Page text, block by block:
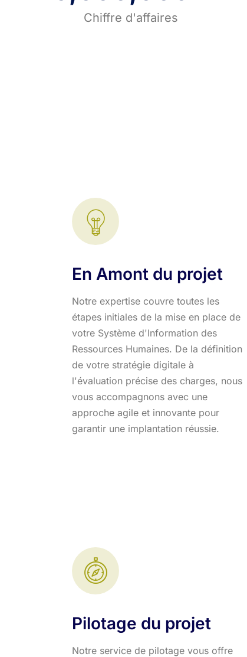
Chiffre d'affaires
En Amont du projet
Notre expertise couvre toutes les
étapes initiales de la mise en place de
votre Système d'Information des
Ressources Humaines. De la définition
de votre stratégie digitale à
l'évaluation précise des charges, nous
vous accompagnons avec une
approche agile et innovante pour
garantir une implantation réussie.
Pilotage du projet
Notre service de pilotage vous offre